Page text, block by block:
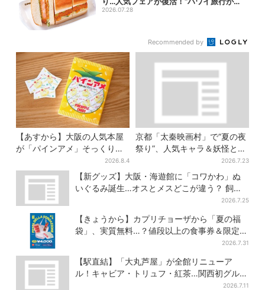
たる”...
2026.07.28
Recommended by
【あすから】大阪の人気本屋
が「パインアメ」そっくりの
ブックカバー開発、梅田で先
行販売
2026.8.4
京都「太秦映画村」で“夏の夜
祭り”、人気キャラ＆妖怪と盆
踊り…最恐お化け屋敷もリニ
ューアル
2026.7.23
【新グッズ】大阪・海遊館に「コワかわ」ぬ
いぐるみ誕生…オスとメスどこが違う？ 飼育
2026.7.25
【きょうから】カプリチョーザから「夏の福
袋」、実質無料…？値段以上の食事券＆限定ア
2026.7.31
【駅直結】「大丸芦屋」が全館リニューア
ル！キャビア・トリュフ・紅茶…関西初グルメ
2026.7.11